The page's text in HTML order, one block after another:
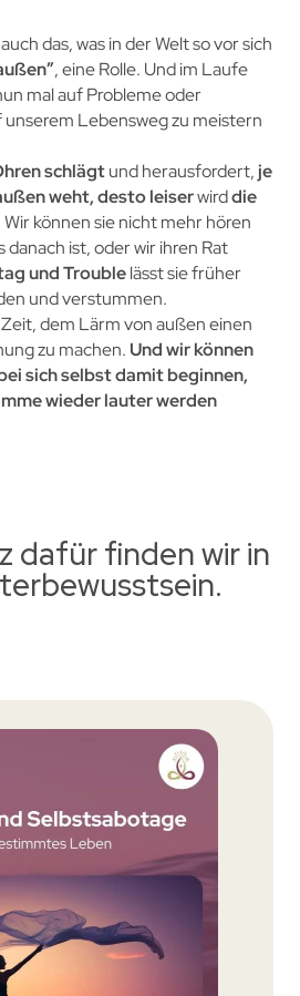
das, was in der Welt so vor sich
, eine Rolle. Und im Laufe
mal auf Probleme oder
unserem Lebensweg zu meistern
schlägtund herausfordert,je
weht, desto leiserwirddie
Wir können sie nicht mehr hören
danach ist, oder wir ihren Rat
und Troublelässt sie früher
und verstummen.
dem Lärm von außen einen
zu machen. Und wir können
sich selbst damit beginnen,
wieder lauter werden
dafür finden wir in